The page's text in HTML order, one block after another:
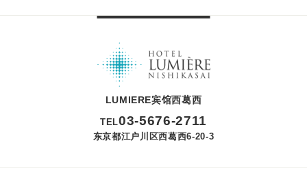
LUMIERE宾馆西葛西
TEL03-5676-2711
东京都江户川区西葛西6-20-3